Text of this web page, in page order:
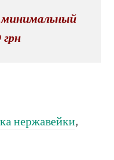
нержавейки,